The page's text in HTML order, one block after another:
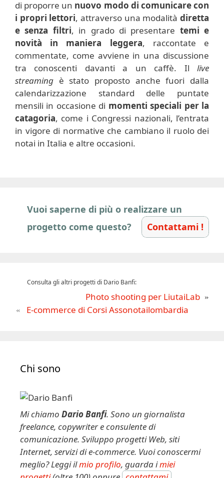
di proporre un nuovo modo di comunicare con
i propri lettori, attraverso una modalitàdiretta
e senza filtri, in grado di presentare temi e
novità in maniera leggera, raccontate e
commentate, come avviene in una discussione
tra conoscenti davanti a un caffè. Il live
streaming è stato proposto anche fuori dalla
calendarizzazione standard delle puntate
mensili in occasione di momenti speciali per la
catagoria, come i Congressi nazionali, l’entrata
in vigore di normative che cambiano il ruolo dei
notai in Italia e altre occasioni.
Vuoi saperne di più o realizzare un
progetto come questo?
Contattami !
Consulta gli altri progetti di Dario Banfi:
Photo shooting per LiutaiLab
E-commerce di Corsi Assonotailombardia
Chi sono
Mi chiamo Dario Banfi. Sono un giornalista
freelance, copywriter e consulente di
comunicazione. Sviluppo progetti Web, siti
Internet, servizi di e-commerce. Vuoi conoscermi
meglio? Leggi ilmio profilo, guarda imiei